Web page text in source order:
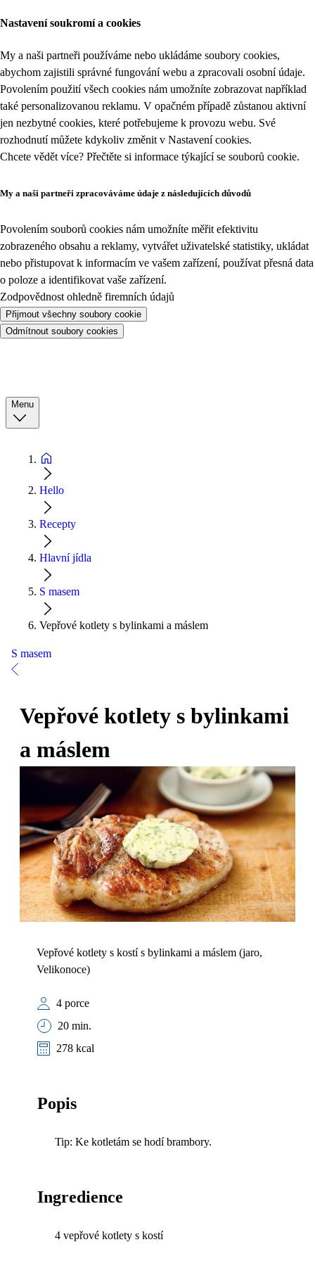
Nastavení soukromí a cookies
My a naši partneři používáme nebo ukládáme soubory cookies,
abychom zajistili správné fungování webu a zpracovali osobní údaje.
Povolením použití všech cookies nám umožníte zobrazovat například
také personalizovanou reklamu. V opačném případě zůstanou aktivní
jen nezbytné cookies, které potřebujeme k provozu webu. Své
rozhodnutí můžete kdykoliv změnit v Nastavení cookies.
Chcete vědět více? Přečtěte si informace týkající se souborů cookie.
My a naši partneři zpracováváme údaje z následujících důvodů
Povolením souborů cookies nám umožníte měřit efektivitu
zobrazeného obsahu a reklamy, vytvářet uživatelské statistiky, ukládat
nebo přistupovat k informacím ve vašem zařízení, používat přesná data
o poloze a identifikovat vaše zařízení.
Zodpovědnost ohledně firemních údajů
Přijmout všechny soubory cookie
Odmítnout soubory cookies
Menu
Hello
Recepty
Hlavní jídla
S masem
Vepřové kotlety s bylinkami a máslem
S masem
Vepřové kotlety s bylinkami
a máslem
Vepřové kotlety s kostí s bylinkami a máslem (jaro,
Velikonoce)
4 porce
20 min.
278 kcal
Popis
Tip: Ke kotletám se hodí brambory.
Ingredience
4 vepřové kotlety s kostí